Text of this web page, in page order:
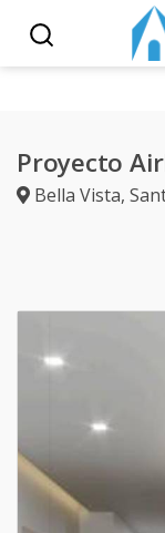
Proyecto
Bella Vista,